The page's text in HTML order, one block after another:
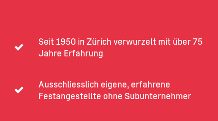
Seit 1950 in Zürich verwurzelt mit über 75
Jahre Erfahrung
Ausschliesslich eigene, erfahrene
Festangestellte ohne Subunternehmer